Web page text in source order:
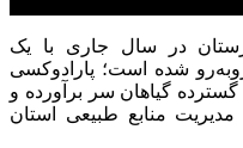
در سال جاری با یک
شده است؛ پارادوکسی
گیاهان سر برآورده و
منابع طبیعی استان